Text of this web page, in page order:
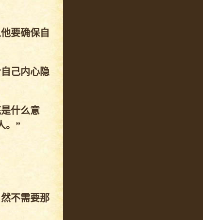
要确保自
己内心隐
什么意
。”
不需要那